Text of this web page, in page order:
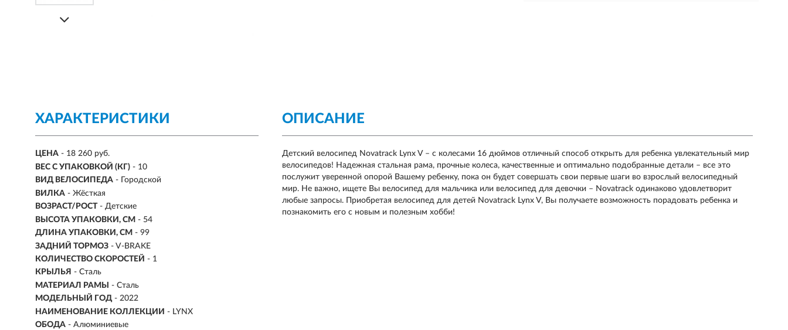
ХАРАКТЕРИСТИКИ
ЦЕНА - 18 260 руб.
ВЕС С УПАКОВКОЙ (КГ) - 10
ВИД ВЕЛОСИПЕДА - Городской
ВИЛКА - Жёсткая
ВОЗРАСТ/РОСТ - Детские
ВЫСОТА УПАКОВКИ, СМ - 54
ДЛИНА УПАКОВКИ, СМ - 99
ЗАДНИЙ ТОРМОЗ - V-BRAKE
КОЛИЧЕСТВО СКОРОСТЕЙ - 1
КРЫЛЬЯ - Сталь
МАТЕРИАЛ РАМЫ
- Сталь
МОДЕЛЬНЫЙ ГОД - 2022
НАИМЕНОВАНИЕ КОЛЛЕКЦИИ - LYNX
ОБОДА - Алюминиевые
ОПИСАНИЕ
Детский велосипед Novatrack Lynx V – с колесами 16 дюймов отличный способ открыть для ребенка увлекательный мир
велосипедов! Надежная стальная рама, прочные колеса, качественные и оптимально подобранные детали – все это
послужит уверенной опорой Вашему ребенку, пока он будет совершать свои первые шаги во взрослый велосипедный
мир. Не важно, ищете Вы велосипед для мальчика или велосипед для девочки – Novatrack одинаково удовлетворит
любые запросы. Приобретая велосипед для детей Novatrack Lynx V, Вы получаете возможность порадовать ребенка и
познакомить его с новым и полезным хобби!